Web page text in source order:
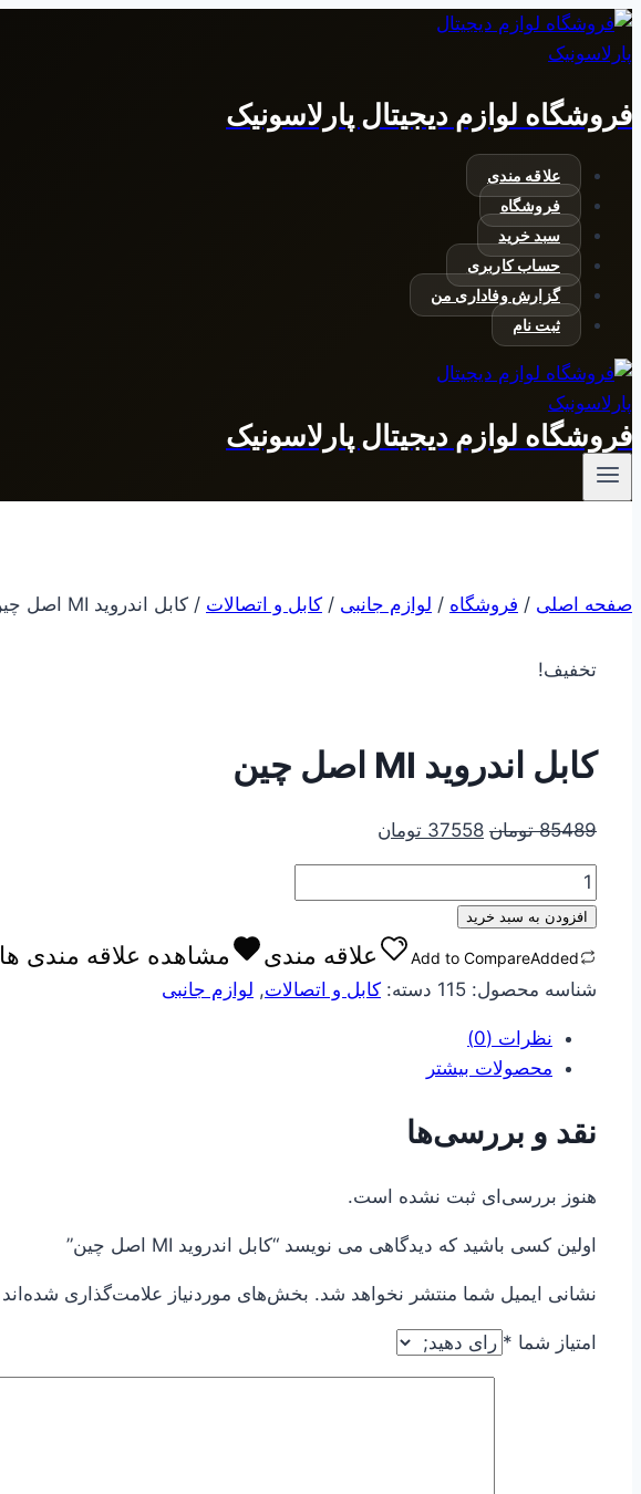
بازگشت
به
فروشگاه لوازم دیجیتال پارلاسونیک
علاقه مندی
فروشگاه
سبد خرید
حساب کاربری
گزارش وفاداری من
ثبت نام
فروشگاه لوازم دیجیتال پارلاسونیک
صفحه اصلی / فروشگاه / لوازم جانبی / کابل و اتصالات / کابل اندروید MI اصل چین
تخفیف!
کابل اندروید MI اصل چین
85489 تومان قیمت
اصلی
بود.
37558 تومان
فعلی
کابل
اندروید
اصل
چین
افزودن به سبد خرید
Add to CompareAdded علاقه مندی مشاهده علاقه مندی ها
شناسه محصول: 115 دسته: کابل و اتصالات, لوازم جانبی
نظرات (0)
محصولات بیشتر
نقد و بررسی‌ها
هنوز بررسی‌ای ثبت نشده است.
اولین کسی باشید که دیدگاهی می نویسد “کابل اندروید MI اصل چین”
نشانی ایمیل شما منتشر نخواهد شد. بخش‌های موردنیاز علامت‌گذاری شده‌اند
امتیاز شما *